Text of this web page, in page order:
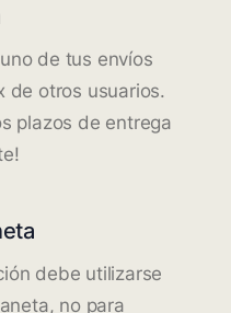
de tus envíos
de otros usuarios.
plazos de entrega
debe utilizarse
no para